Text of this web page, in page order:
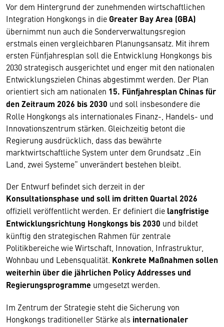
Vor dem Hintergrund der zunehmenden wirtschaftlichen
Integration Hongkongs in die Greater Bay Area (GBA)
übernimmt nun auch die Sonderverwaltungsregion
erstmals einen vergleichbaren Planungsansatz. Mit ihrem
ersten Fünfjahresplan soll die Entwicklung Hongkongs bis
2030 strategisch ausgerichtet und enger mit den nationalen
Entwicklungszielen Chinas abgestimmt werden. Der Plan
orientiert sich am nationalen 15. Fünfjahresplan Chinas für
den Zeitraum 2026 bis 2030 und soll insbesondere die
Rolle Hongkongs als internationales Finanz-, Handels- und
Innovationszentrum stärken. Gleichzeitig betont die
Regierung ausdrücklich, dass das bewährte
marktwirtschaftliche System unter dem Grundsatz „Ein
Land, zwei Systeme“ unverändert bestehen bleibt.
Der Entwurf befindet sich derzeit in der
Konsultationsphase und soll im dritten Quartal 2026
offiziell veröffentlicht werden. Er definiert die langfristige
Entwicklungsrichtung Hongkongs bis 2030 und bildet
künftig den strategischen Rahmen für zentrale
Politikbereiche wie Wirtschaft, Innovation, Infrastruktur,
Wohnbau und Lebensqualität. Konkrete Maßnahmen sollen
weiterhin über die jährlichen Policy Addresses und
Regierungsprogramme umgesetzt werden.
Im Zentrum der Strategie steht die Sicherung von
Hongkongs traditioneller Stärke als internationaler